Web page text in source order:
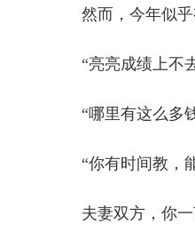
然而，今年似乎
“亮亮成绩上不
“哪里有这么多
“你有时间教，
夫妻双方，你